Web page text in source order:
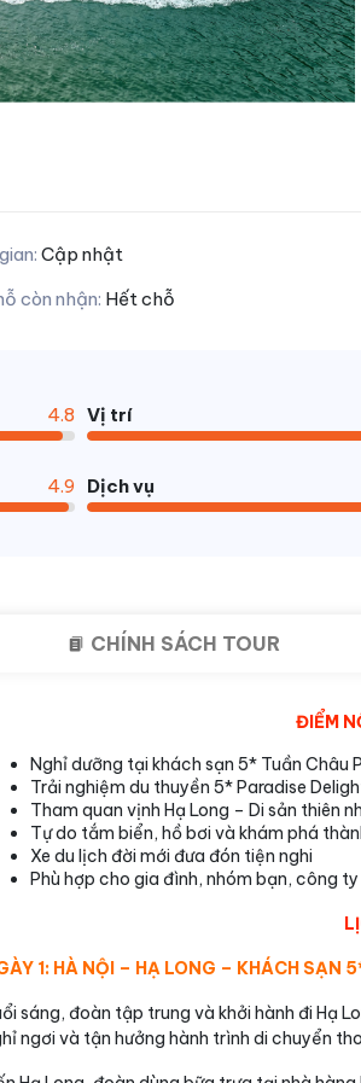
Cập nhật
còn nhận: Hết chỗ
4.8
4.9
Vị trí
Dịch vụ
CHÍNH SÁCH TOUR
ĐIỂM
Nghỉ dưỡng tại khách sạn 5* Tuần Châu
Trải nghiệm du thuyền 5* Paradise
Tham quan vịnh Hạ Long – Di sản thiên
Tự do tắm biển, hồ bơi và khám phá
Xe du lịch đời mới đưa đón tiện nghi
Phù hợp cho gia đình, nhóm bạn, công
1: HÀ NỘI – HẠ LONG – KHÁCH SẠN
sáng, đoàn tập trung và khởi hành đi Hạ
ngơi và tận hưởng hành trình di chuyển